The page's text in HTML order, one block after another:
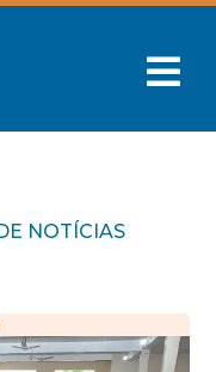
NOTÍCIAS